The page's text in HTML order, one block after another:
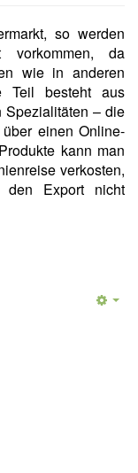
so werden
vorkommen, da
wie in anderen
Teil besteht aus
– die
einen Online-
kann man
verkosten,
den Export nicht